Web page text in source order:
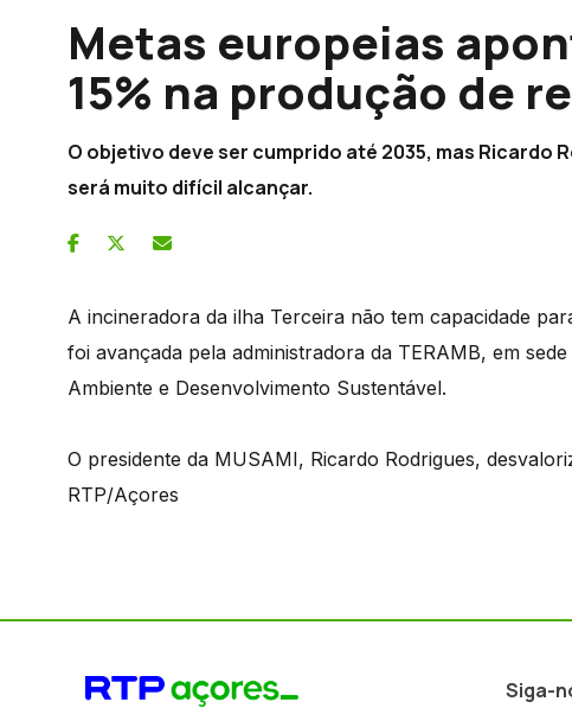
Metas europeias
15% na produção de
O objetivo deve ser cumprido até 2035, mas Ricardo
será muito difícil alcançar.
A incineradora da ilha Terceira não tem capacidade
foi avançada pela administradora da TERAMB, em
Ambiente e Desenvolvimento Sustentável.
O presidente da MUSAMI, Ricardo Rodrigues,
RTP/Açores
Siga-